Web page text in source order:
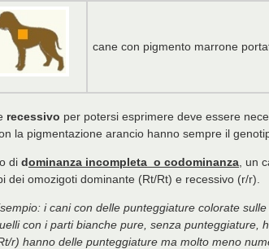
cane con pigmento marrone
recessivo per potersi esprimere deve essere
la pigmentazione arancio hanno sempre il
di dominanza incompleta o codominanza , un
dei omozigoti dominante (Rt/Rt) e recessivo (r/r).
i cani con delle punteggiature colorate
con i parti bianche pure, senza punteggiature,
r) hanno delle punteggiature ma molto meno